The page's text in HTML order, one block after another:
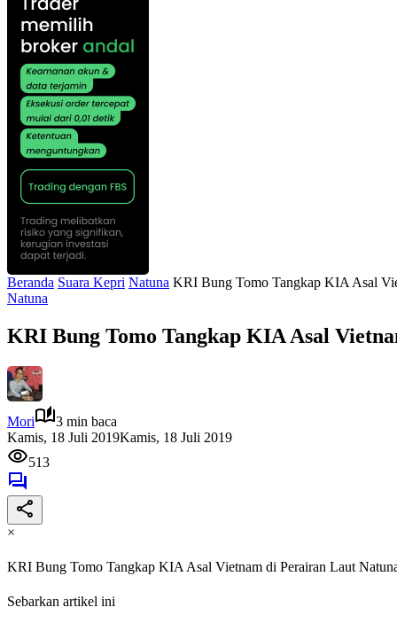
Beranda Suara Kepri Natuna KRI Bung Tomo Tangkap KIA Asal
Natuna
KRI Bung Tomo Tangkap KIA Asal
Mori
3 min baca
Kamis, 18 Juli 2019Kamis, 18 Juli 2019
513
×
KRI Bung Tomo Tangkap KIA Asal Vietnam di Perairan Laut
Sebarkan artikel ini